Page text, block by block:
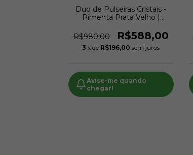
Duo de Pulseiras Cristais -
Pimenta Prata Velho |
R$980,00
R$588,00
3 x de R$196,00 sem juros
Avise-me quando
chegar!